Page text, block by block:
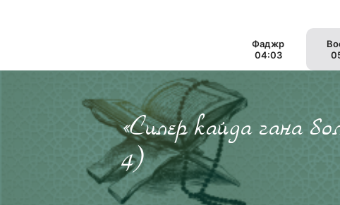
Фаджр
04:03
«Силер кайда гана
4)